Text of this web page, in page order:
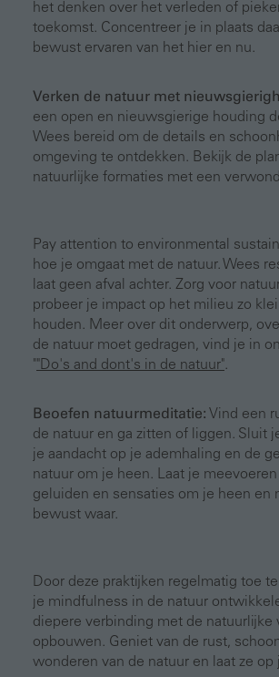
het denken over het verleden of
toekomst. Concentreer je in plaats
bewust ervaren van het hier en nu.
Verken de natuur met
een open en nieuwsgierige houding
Wees bereid om de details en
omgeving te ontdekken. Bekijk de
natuurlijke formaties met een
Pay attention to environmental
hoe je omgaat met de natuur. Wees
laat geen afval achter. Zorg voor
probeer je impact op het milieu zo
houden. Meer over dit onderwerp,
de natuur moet gedragen, vind je in
""Do's and dont's in de natuur".
Beoefen natuurmeditatie: Vind een
de natuur en ga zitten of liggen. Sluit
je aandacht op je ademhaling en de
natuur om je heen. Laat je
geluiden en sensaties om je heen en
bewust waar.
Door deze praktijken regelmatig toe
je mindfulness in de natuur
diepere verbinding met de natuurlijke
opbouwen. Geniet van de rust,
wonderen van de natuur en laat ze op